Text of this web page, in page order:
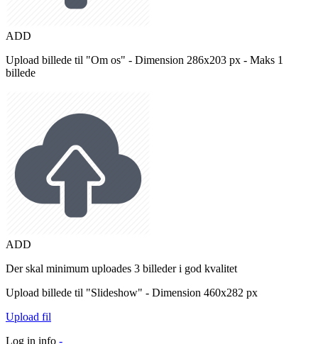
ADD
Upload billede til "Om os" - Dimension 286x203 px - Maks 1
billede
ADD
Der skal minimum uploades 3 billeder i god kvalitet
Upload billede til "Slideshow" - Dimension 460x282 px
Upload fil
Log in info -